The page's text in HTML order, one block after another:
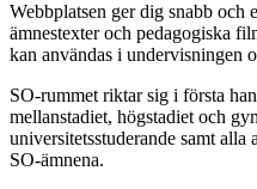
Webbplatsen ger dig snabb och
ämnestexter och pedagogiska
kan användas i undervisningen
SO-rummet riktar sig i första
mellanstadiet, högstadiet och
universitetsstuderande samt alla
SO-ämnena.